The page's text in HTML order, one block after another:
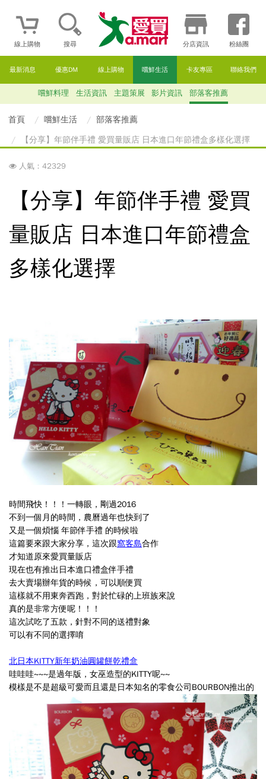
線上購物 搜尋 分店資訊 粉絲團
最新消息 優惠DM 線上購物 嚐鮮生活 卡友專區 聯絡我們
嚐鮮料理 生活資訊 主題策展 影片資訊 部落客推薦
首頁 嚐鮮生活
部落客推薦
【分享】年節伴手禮 愛買量販店 日本進口年節禮盒多樣化選擇
人氣：42329
【分享】年節伴手禮 愛買
量販店 日本進口年節禮盒
多樣化選擇
時間飛快！！！一轉眼，剛過2016
不到一個月的時間，農曆過年也快到了
又是一個煩惱 年節伴手禮 的時候啦
這篇要來跟大家分享，這次跟窩客島合作
才知道原來愛買量販店
現在也有推出日本進口禮盒伴手禮
去大賣場辦年貨的時候，可以順便買
這樣就不用東奔西跑，對於忙碌的上班族來說
真的是非常方便呢！！！
這次試吃了五款，針對不同的送禮對象
可以有不同的選擇唷
北日本KITTY新年奶油圓罐餅乾禮盒
哇哇哇~~~是過年版，女巫造型的KITTY呢~~
模樣是不是超級可愛而且還是日本知名的零食公司BOURBON推出的